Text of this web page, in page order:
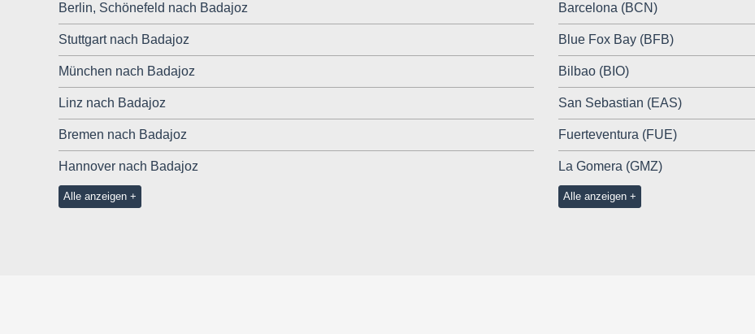
Berlin, Schönefeld nach Badajoz
Stuttgart nach Badajoz
München nach Badajoz
Linz nach Badajoz
Bremen nach Badajoz
Hannover nach Badajoz
Alle anzeigen
Barcelona (BCN)
Blue Fox Bay (BFB)
Bilbao (BIO)
San Sebastian (EAS)
Fuerteventura (FUE)
La Gomera (GMZ)
Alle anzeigen